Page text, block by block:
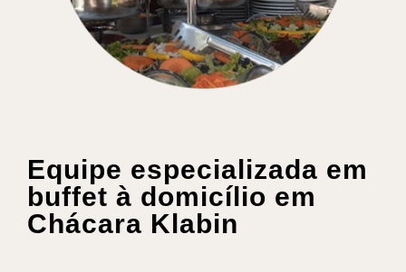
Equipe especializada em
buffet à domicílio em
Chácara Klabin